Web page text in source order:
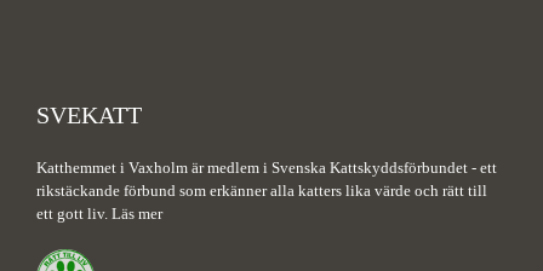
SVEKATT
Katthemmet i Vaxholm är medlem i Svenska Kattskyddsförbundet - ett
rikstäckande förbund som erkänner alla katters lika värde och rätt till
ett gott liv. Läs mer